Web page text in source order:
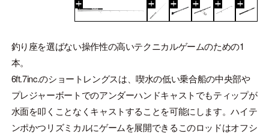
釣り座を選ばない操作性の高いテクニカルゲームのための1
本。
6ft.7inc.のショートレングスは、喫水の低い乗合船の中央部や
プレジャーボートでのアンダーハンドキャストでもティップが
水面を叩くことなくキャストすることを可能にします。ハイテ
ンポかつリズミカルにゲームを展開できるこのロッドはオフシ